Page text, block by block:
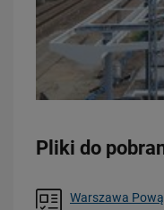
Pliki do
Warszawa
Dwie bezkolizyjne
w Łodzi
PRZECZYTAJ